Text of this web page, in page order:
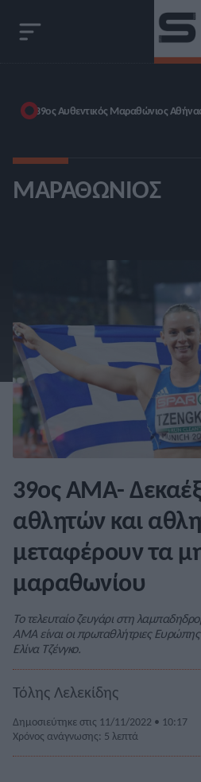
39ος Αυθεντικός Μαραθώνιος
ΜΑΡΑΘΏΝΙΟΣ
39ος ΑΜΑ-
αθλητών και
μεταφέρουν τα
μαραθωνίου
Το τελευταίο ζευγάρι στη
ΑΜΑ είναι οι πρωταθλήτριες Ευρώπης
Ελίνα Τζένγκο.
Τόλης Λελεκίδης
Δημοσιεύτηκε στις 11/11/2022 • 10:17
Χρόνος ανάγνωσης: 5 λεπτά